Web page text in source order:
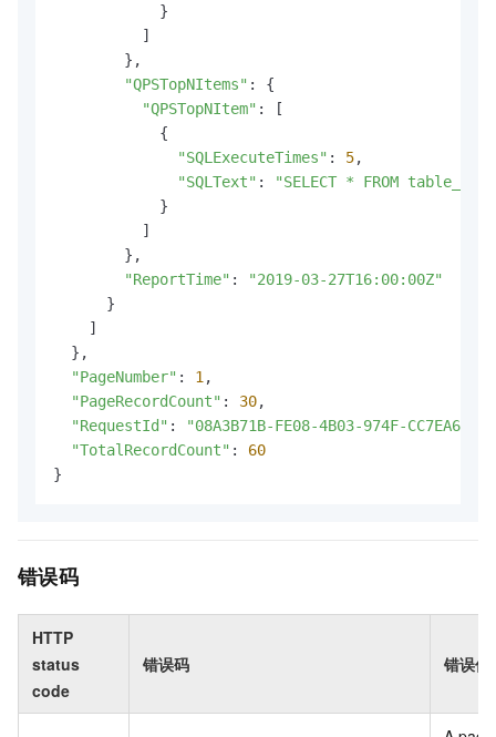
            }
          ]
        },
"QPSTopNItems" : {
"QPSTopNItem" : [
            {
"SQLExecuteTimes" : 5,
"SQLText" :
"SELECT * FROM
            }
          ]
        },
"ReportTime" :
"2019-03-27T16:00:00Z"
      }
    ]
  },
"PageNumber" : 1 ,
"PageRecordCount" : 30,
"RequestId" :
"08A3B71B-FE08-4B03-974F-
"TotalRecordCount" : 60
}
错误码
HTTP
status
code
错误码 错误信